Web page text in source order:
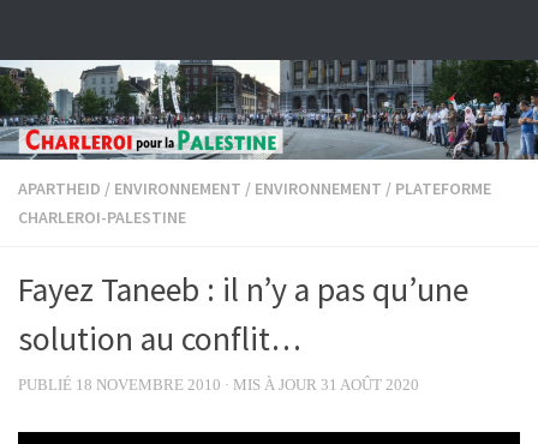
APARTHEID / ENVIRONNEMENT / ENVIRONNEMENT / PLATEFORME
CHARLEROI-PALESTINE
Fayez Taneeb : il n’y a pas qu’une
solution au conflit…
PUBLIÉ 18 NOVEMBRE 2010 · MIS À JOUR 31 AOÛT 2020